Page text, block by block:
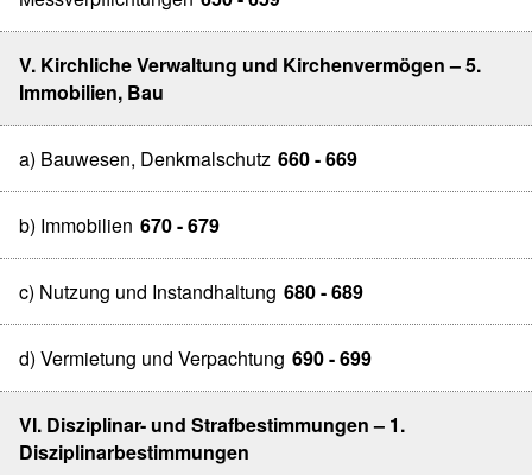
V. Kirchliche Verwaltung und Kirchenvermögen – 5.
Immobilien, Bau
a) Bauwesen, Denkmalschutz 660 - 669
b) Immobilien 670 - 679
c) Nutzung und Instandhaltung 680 - 689
d) Vermietung und Verpachtung 690 - 699
VI. Disziplinar- und Strafbestimmungen – 1.
Disziplinarbestimmungen